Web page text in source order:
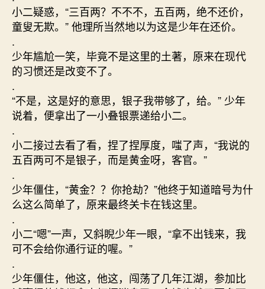
小二疑惑，“三百两？不不不，五百两，绝不还价，
童叟无欺。” 他理所当然地以为这是少年在还价。
.
少年尴尬一笑，毕竟不是这里的土著，原来在现代
的习惯还是改变不了。
.
“不是，这是好的意思，银子我带够了，给。” 少年
说着，便拿出了一小叠银票递给小二。
.
小二接过去看了看，捏了捏厚度，嗤了声，“我说的
五百两可不是银子，而是黄金呀，客官。”
.
少年僵住，“黄金？？你抢劫？”他终于知道暗号为什
么这么简单了，原来最终关卡在钱这里。
.
小二“嗯”一声，又斜睨少年一眼，“拿不出钱来，我
可不会给你通行证的喔。”
.
少年僵住，他这，他这，闯荡了几年江湖，参加比